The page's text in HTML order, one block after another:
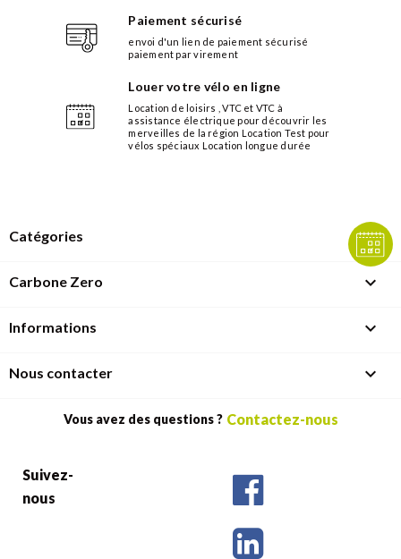
Paiement sécurisé
envoi d'un lien de paiement sécurisé
paiement par virement
Louer votre vélo en ligne
Location de loisirs , VTC et VTC à
assistance électrique pour découvrir les
merveilles de la région Location Test pour
vélos spéciaux Location longue durée
Catégories 
Carbone Zero 
Informations 
Nous contacter 
Vous avez des questions ? Contactez-nous
Suivez-
nous